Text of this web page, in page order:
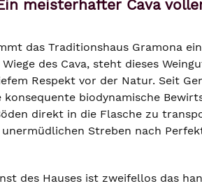
meisterhafter Cava
das Traditionshaus Gramona
des Cava, steht dieses
Respekt vor der Natur. Seit
biodynamische
direkt in die Flasche zu
Streben nach
des Hauses ist zweifellos das